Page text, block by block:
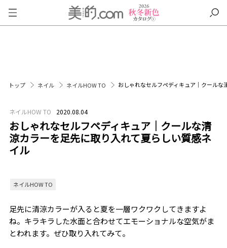
トップ ネイル ネイルHOW TO おしゃれなセルフペディキュア｜クール
ネイルHOW TO 2020.08.04
おしゃれなセルフペディキュア｜クールな清
涼カラーを足先に取り入れて夏らしい質感ネ
イル
ネイルHOW TO
足先に清涼カラーが入ると夏を一層ワクワクしてきますよ
ね。キラキラした水面と合わせてエモーショナルな空気がま
とわれます。ぜひ取り入れてみて。